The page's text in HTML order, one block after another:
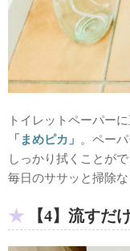
トイレットペーパー
「まめピカ」 。ペー
しっかり拭くことが
毎日のササッと掃除な
【4】流すだ